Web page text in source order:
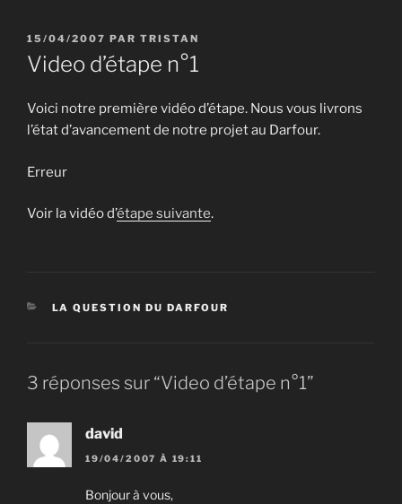
PUBLIÉ
LE
15/04/2007 PAR TRISTAN
Video d’étape n°1
Voici notre première vidéo d’étape. Nous vous livrons
l’état d’avancement de notre projet au Darfour.
Erreur
Voir la vidéo d’étape suivante.
CATÉGORIES
LA QUESTION DU DARFOUR
3 réponses sur “Video d’étape n°1”
david
19/04/2007 À 19:11
Bonjour à vous,